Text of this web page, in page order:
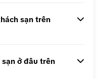
Nhasạn trên
sạn ở đâu trên